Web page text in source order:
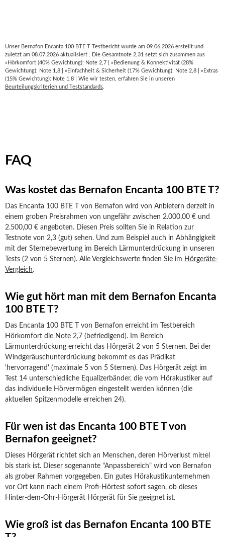
Unser Bernafon Encanta 100 BTE T Testbericht wurde am 09.06.2026 erstellt und
zuletzt am 08.07.2026 aktualisiert . Die Gesamtnote 2,31 setzt sich zusammen aus
»Hörkomfort (40% Gewichtung): Note 2,7 | »Bedienung & Konnektivität (28%
Gewichtung): Note 1,8 | »Einfachheit & Sicherheit (17% Gewichtung): Note 2,8 | »Extras
(15% Gewichtung): Note 1,8 | Wie wir testen, erfahren Sie in unseren
Beurteilungskriterien und Teststandards
FAQ
Was kostet das Bernafon Encanta 100 BTE T?
Das Encanta 100 BTE T von Bernafon wird von Anbietern derzeit in
einem groben Preisrahmen von ungefähr zwischen 2.000,00 € und
2.500,00 € angeboten. Diesen Preis sollten Sie in Relation zur
Testnote von 2,3 (gut) sehen. Und zum Beispiel auch in Abhängigkeit
mit der Sternebewertung im Bereich Lärmunterdrückung in unseren
Tests (2 von 5 Sternen). Alle Vergleichswerte finden Sie im Hörgeräte-
Vergleich.
Wie gut hört man mit dem Bernafon Encanta
100 BTE T?
Das Encanta 100 BTE T von Bernafon erreicht im Testbereich
Hörkomfort die Note 2,7 (befriedigend). Im Bereich
Lärmunterdrückung erreicht das Hörgerät 2 von 5 Sternen. Bei der
Windgeräuschunterdrückung bekommt es das Prädikat
'hervorragend' (maximale 5 von 5 Sternen). Das Hörgerät zeigt im
Test 14 unterschiedliche Equalizerbänder, die vom Hörakustiker auf
das individuelle Hörvermögen eingestellt werden können (die
aktuellen Spitzenmodelle erreichen 24).
Für wen ist das Encanta 100 BTE T von
Bernafon geeignet?
Dieses Hörgerät richtet sich an Menschen, deren Hörverlust mittel
bis stark ist. Dieser sogenannte "Anpassbereich" wird von Bernafon
als grober Rahmen vorgegeben. Ein gutes Hörakustikunternehmen
vor Ort kann nach einem Profi-Hörtest sofort sagen, ob dieses
Hinter-dem-Ohr-Hörgerät Hörgerät für Sie geeignet ist.
Wie groß ist das Bernafon Encanta 100 BTE